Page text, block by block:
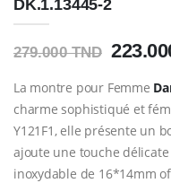
DK.1.13445-2
279.000 TND
La montre pour Femme
charme sophistiqué et
Y121F1, elle présente un
ajoute une touche
inoxydable de 16*14mm